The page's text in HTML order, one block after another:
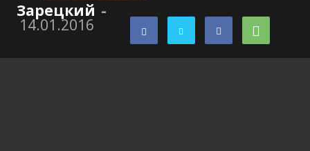
Зарецкий -
14.01.2016